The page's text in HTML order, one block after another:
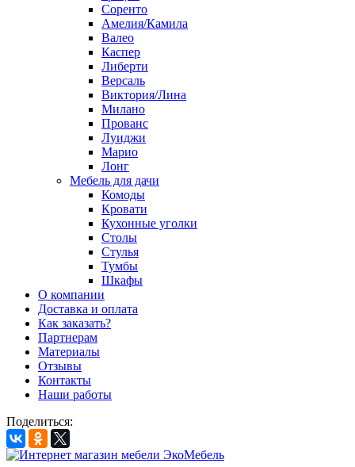
Соренто
Амелия/Камила
Валео
Каспер
Либерти
Версаль
Виктория/Лина
Милано
Прованс
Луиджи
Марио
Лонг
Мебель для дачи
Комоды
Кровати
Кухонные уголки
Столы
Стулья
Тумбы
Шкафы
О компании
Доставка и оплата
Как заказать?
Партнерам
Материалы
Отзывы
Контакты
Наши работы
Поделиться: